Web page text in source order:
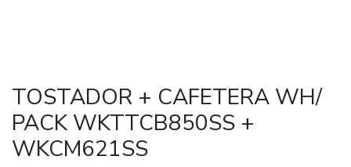
TOSTADOR + CAFETERA WH/
PACK WKTTCB850SS +
WKCM621SS